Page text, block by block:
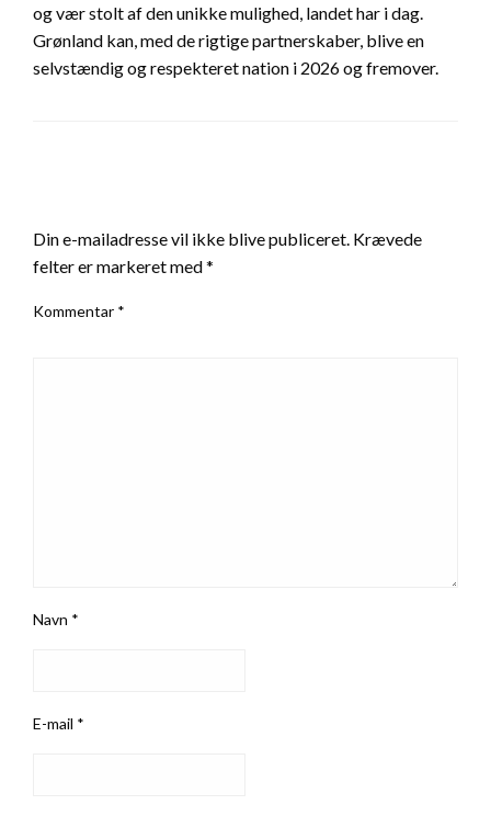
og vær stolt af den unikke mulighed, landet har i dag.
Grønland kan, med de rigtige partnerskaber, blive en
selvstændig og respekteret nation i 2026 og fremover.
Din e-mailadresse vil ikke blive publiceret. Krævede
felter er markeret med*
Kommentar *
Navn *
E-mail *